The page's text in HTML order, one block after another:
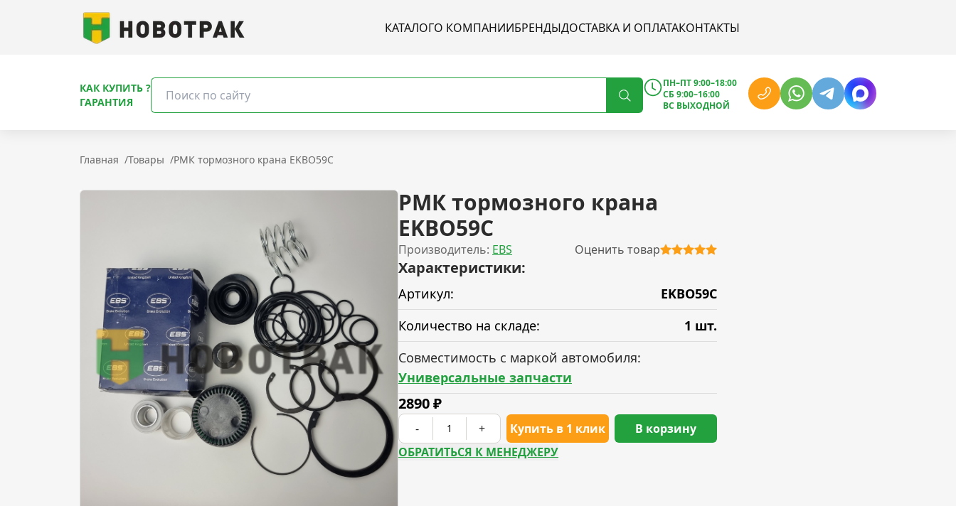
КАТАЛОГО КОМПАНИИБРЕНДЫДОСТАВКА И ОПЛАТАКОНТАКТЫ
КАК КУПИТЬ ?
ГАРАНТИЯ
ПН–ПТ 9:00–18:00
СБ 9:00–16:00
ВС ВЫХОДНОЙ
Главная /Товары /РМК тормозного крана EKBO59C
РМК тормозного крана
EKBO59C
Производитель: EBS Оценить товар
Характеристики:
Артикул:
EKBO59C
Количество на складе:
1 шт.
Совместимость с маркой автомобиля:
Универсальные запчасти
2890₽
- + Купить в 1 клик
В корзину
ОБРАТИТЬСЯ К МЕНЕДЖЕРУ